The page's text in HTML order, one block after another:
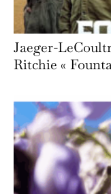
Jaeger-
Ritchie «